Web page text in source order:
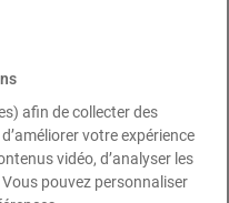
propagande
un diagnostic sans
nouvelle
s’empare des
ne se
positions
par la pression
afin de collecter des
votre expérience
vidéo, d’analyser les
pouvez personnaliser